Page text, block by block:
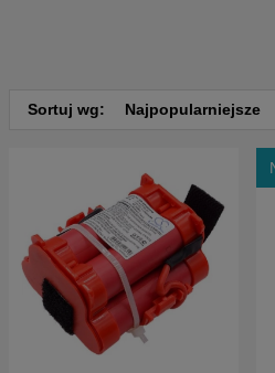
pojemność2,5Ahzamiast2,0Ah, co
Sortuj wg: Najpopularniejsze